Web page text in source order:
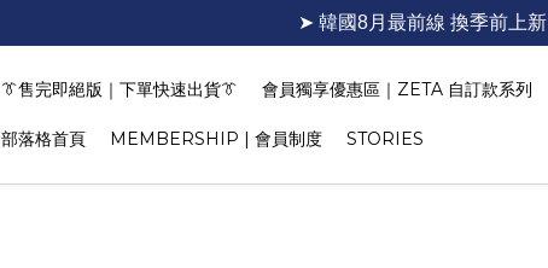
👔售完即絕版｜下單快速出貨👔 會員獨享優惠區｜ZETA 自訂款系列
部落格首頁 MEMBERSHIP | 會員制度 STORIES
➤ 韓國8月最前線 換季前上新